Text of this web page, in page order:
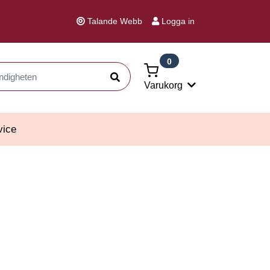
Talande Webb Logga in
Sök
Varukorg
0